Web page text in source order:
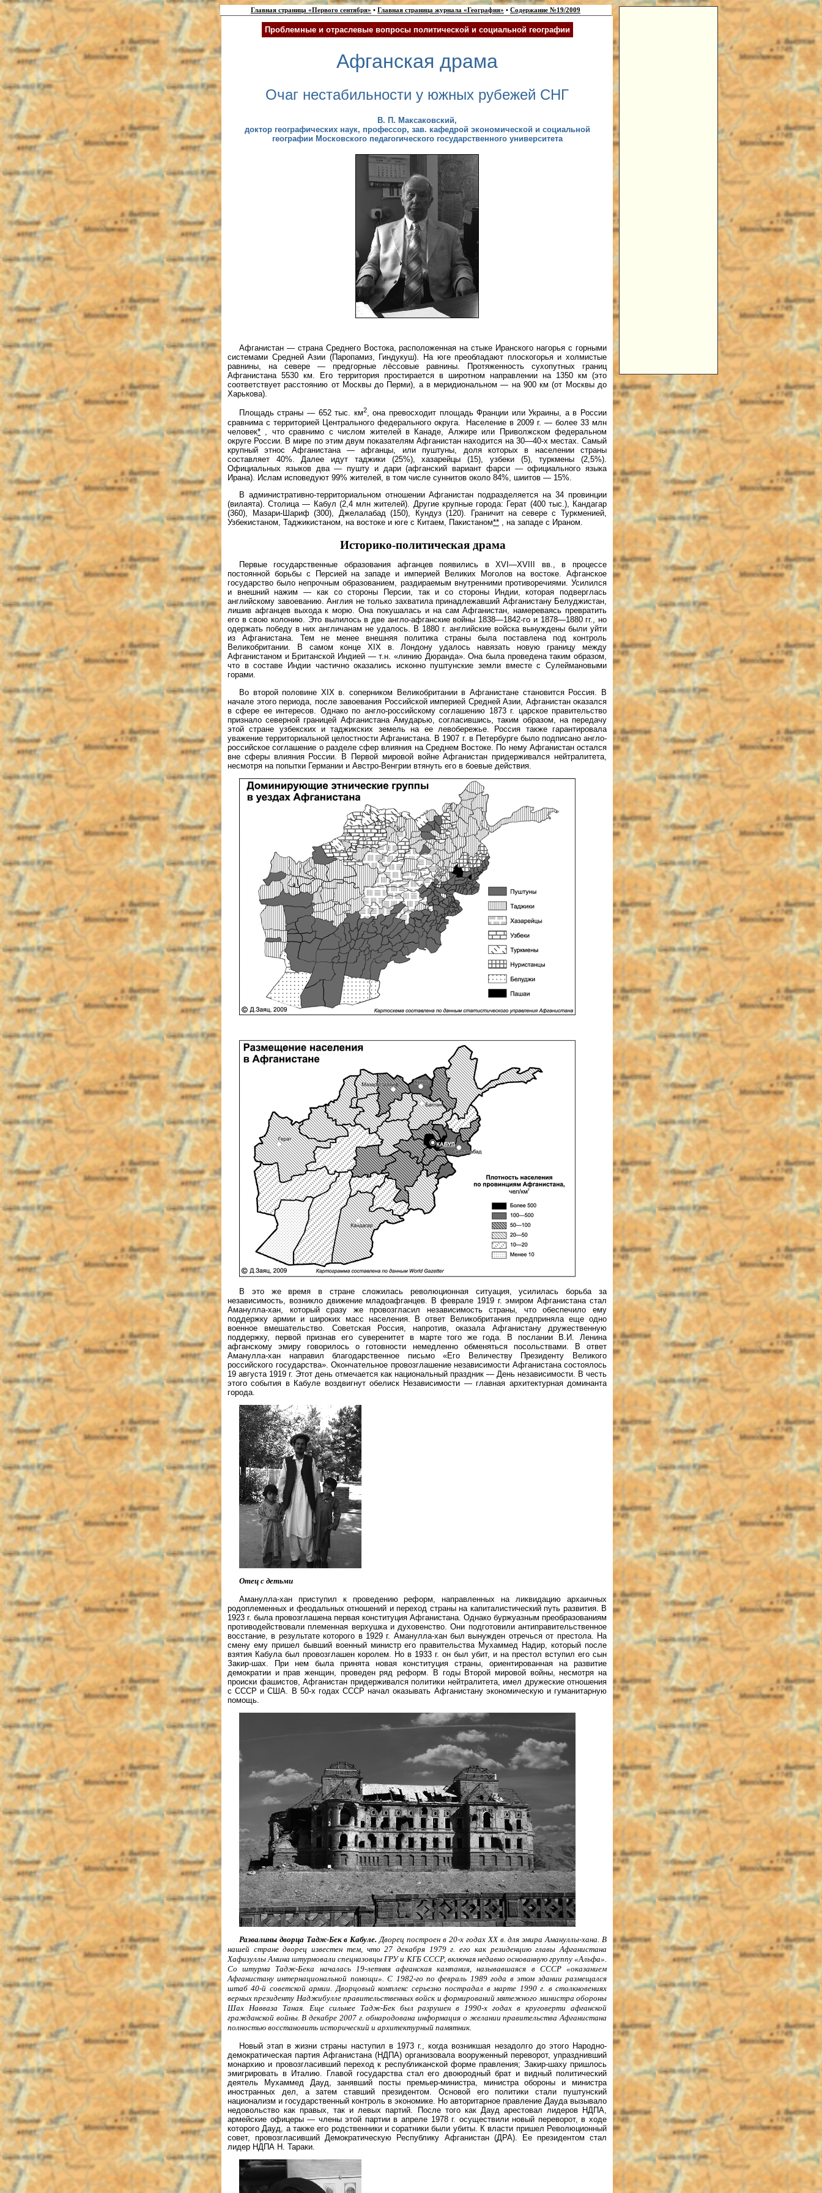
Главная страница «Первого сентября» • Главная страница журнала «География» • Содержание №19/2009
Проблемные и отраслевые вопросы политической и социальной географии
Афганская драма
Очаг нестабильности у южных рубежей СНГ
В. П. Максаковский,
доктор географических наук, профессор, зав. кафедрой экономической и социальной
географии Московского педагогического государственного университета
Афганистан — страна Среднего Востока, расположенная на стыке Иранского нагорья с горными
системами Средней Азии (Паропамиз, Гиндукуш). На юге преобладают плоскогорья и холмистые
равнины, на севере — предгорные лёссовые равнины. Протяженность сухопутных границ
Афганистана 5530 км. Его территория простирается в широтном направлении на 1350 км (это
соответствует расстоянию от Москвы до Перми), а в меридиональном — на 900 км (от Москвы до
Харькова).
Площадь страны — 652 тыс. км2, она превосходит площадь Франции или Украины, а в России
сравнима с территорией Центрального федерального округа. Население в 2009 г. — более 33 млн
человек* , что сравнимо с числом жителей в Канаде, Алжире или Приволжском федеральном
округе России. В мире по этим двум показателям Афганистан находится на 30—40-х местах. Самый
крупный этнос Афганистана — афганцы, или пуштуны, доля которых в населении страны
составляет 40%. Далее идут таджики (25%), хазарейцы (15), узбеки (5), туркмены (2,5%).
Официальных языков два — пушту и дари (афганский вариант фарси — официального языка
Ирана). Ислам исповедуют 99% жителей, в том числе суннитов около 84%, шиитов — 15%.
В административно-территориальном отношении Афганистан подразделяется на 34 провинции
(вилаята). Столица — Кабул (2,4 млн жителей). Другие крупные города: Герат (400 тыс.), Кандагар
(360), Мазари-Шариф (300), Джелалабад (150), Кундуз (120). Граничит на севере с Туркменией,
Узбекистаном, Таджикистаном, на востоке и юге с Китаем, Пакистаном** , на западе с Ираном.
Историко-политическая драма
Первые государственные образования афганцев появились в XVI—XVIII вв., в процессе
постоянной борьбы с Персией на западе и империей Великих Моголов на востоке. Афганское
государство было непрочным образованием, раздираемым внутренними противоречиями. Усилился
и внешний нажим — как со стороны Персии, так и со стороны Индии, которая подверглась
английскому завоеванию. Англия не только захватила принадлежавший Афганистану Белуджистан,
лишив афганцев выхода к морю. Она покушалась и на сам Афганистан, намереваясь превратить
его в свою колонию. Это вылилось в две англо-афганские войны 1838—1842-го и 1878—1880 гг., но
одержать победу в них англичанам не удалось. В 1880 г. английские войска вынуждены были уйти
из Афганистана. Тем не менее внешняя политика страны была поставлена под контроль
Великобритании. В самом конце XIX в. Лондону удалось навязать новую границу между
Афганистаном и Британской Индией — т.н. «линию Дюранда». Она была проведена таким образом,
что в составе Индии частично оказались исконно пуштунские земли вместе с Сулеймановыми
горами.
Во второй половине XIX в. соперником Великобритании в Афганистане становится Россия. В
начале этого периода, после завоевания Российской империей Средней Азии, Афганистан оказался
в сфере ее интересов. Однако по англо-российскому соглашению 1873 г. царское правительство
признало северной границей Афганистана Амударью, согласившись, таким образом, на передачу
этой стране узбекских и таджикских земель на ее левобережье. Россия также гарантировала
уважение территориальной целостности Афганистана. В 1907 г. в Петербурге было подписано англо-
российское соглашение о разделе сфер влияния на Среднем Востоке. По нему Афганистан остался
вне сферы влияния России. В Первой мировой войне Афганистан придерживался нейтралитета,
несмотря на попытки Германии и Австро-Венгрии втянуть его в боевые действия.
В это же время в стране сложилась революционная ситуация, усилилась борьба за
независимость, возникло движение младоафганцев. В феврале 1919 г. эмиром Афганистана стал
Аманулла-хан, который сразу же провозгласил независимость страны, что обеспечило ему
поддержку армии и широких масс населения. В ответ Великобритания предприняла еще одно
военное вмешательство. Советская Россия, напротив, оказала Афганистану дружественную
поддержку, первой признав его суверенитет в марте того же года. В послании В.И. Ленина
афганскому эмиру говорилось о готовности немедленно обменяться посольствами. В ответ
Аманулла-хан направил благодарственное письмо «Его Величеству Президенту Великого
российского государства». Окончательное провозглашение независимости Афганистана состоялось
19 августа 1919 г. Этот день отмечается как национальный праздник — День независимости. В честь
этого события в Кабуле воздвигнут обелиск Независимости — главная архитектурная доминанта
города.
Отец с детьми
Аманулла-хан приступил к проведению реформ, направленных на ликвидацию архаичных
родоплеменных и феодальных отношений и переход страны на капиталистический путь развития. В
1923 г. была провозглашена первая конституция Афганистана. Однако буржуазным преобразованиям
противодействовали племенная верхушка и духовенство. Они подготовили антиправительственное
восстание, в результате которого в 1929 г. Аманулла-хан был вынужден отречься от престола. На
смену ему пришел бывший военный министр его правительства Мухаммед Надир, который после
взятия Кабула был провозглашен королем. Но в 1933 г. он был убит, и на престол вступил его сын
Закир-шах. При нем была принята новая конституция страны, ориентированная на развитие
демократии и прав женщин, проведен ряд реформ. В годы Второй мировой войны, несмотря на
происки фашистов, Афганистан придерживался политики нейтралитета, имел дружеские отношения
с СССР и США. В 50-х годах СССР начал оказывать Афганистану экономическую и гуманитарную
помощь.
Развалины дворца Тадж-Бек в Кабуле. Дворец построен в 20-х годах ХХ в. для эмира Амануллы-хана. В
нашей стране дворец известен тем, что 27 декабря 1979 г. его как резиденцию главы Афганистана
Хафизуллы Амина штурмовали спецназовцы ГРУ и КГБ СССР, включая недавно основанную группу «Альфа».
Со штурма Тадж-Бека началась 19-летняя афганская кампания, называвшаяся в СССР «оказанием
Афганистану интернациональной помощи». С 1982-го по февраль 1989 года в этом здании размещался
штаб 40-й советской армии. Дворцовый комплекс серьезно пострадал в марте 1990 г. в столкновениях
верных президенту Наджибулле правительственных войск и формирований мятежного министра обороны
Шах Навваза Таная. Еще сильнее Тадж-Бек был разрушен в 1990-х годах в круговерти афганской
гражданской войны. В декабре 2007 г. обнародована информация о желании правительства Афганистана
полностью восстановить исторический и архитектурный памятник.
Новый этап в жизни страны наступил в 1973 г., когда возникшая незадолго до этого Народно-
демократическая партия Афганистана (НДПА) организовала вооруженный переворот, упразднивший
монархию и провозгласивший переход к республиканской форме правления; Закир-шаху пришлось
эмигрировать в Италию. Главой государства стал его двоюродный брат и видный политический
деятель Мухаммед Дауд, занявший посты премьер-министра, министра обороны и министра
иностранных дел, а затем ставший президентом. Основой его политики стали пуштунский
национализм и государственный контроль в экономике. Но авторитарное правление Дауда вызывало
недовольство как правых, так и левых партий. После того как Дауд арестовал лидеров НДПА,
армейские офицеры — члены этой партии в апреле 1978 г. осуществили новый переворот, в ходе
которого Дауд, а также его родственники и соратники были убиты. К власти пришел Революционный
совет, провозгласивший Демократическую Республику Афганистан (ДРА). Ее президентом стал
лидер НДПА Н. Тараки.